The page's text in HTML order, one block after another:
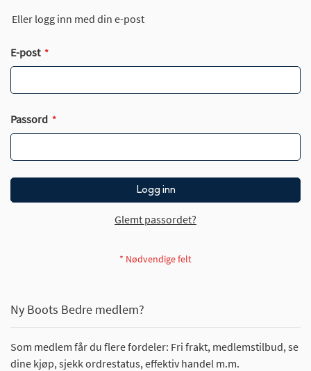
Eller logg inn med din e-post
E-post
Passord
Logg inn
Glemt passordet?
Ny Boots Bedre medlem?
Som medlem får du flere fordeler: Fri frakt, medlemstilbud, se
dine kjøp, sjekk ordrestatus, effektiv handel m.m.